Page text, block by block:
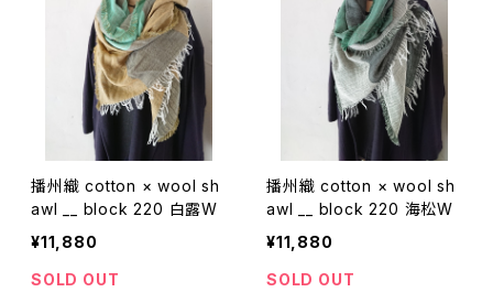
播州織 cotton × wool sh
awl __ block 220 白露W
¥11,880
SOLD OUT
播州織 cotton × wool sh
awl __ block 220 海松W
¥11,880
SOLD OUT